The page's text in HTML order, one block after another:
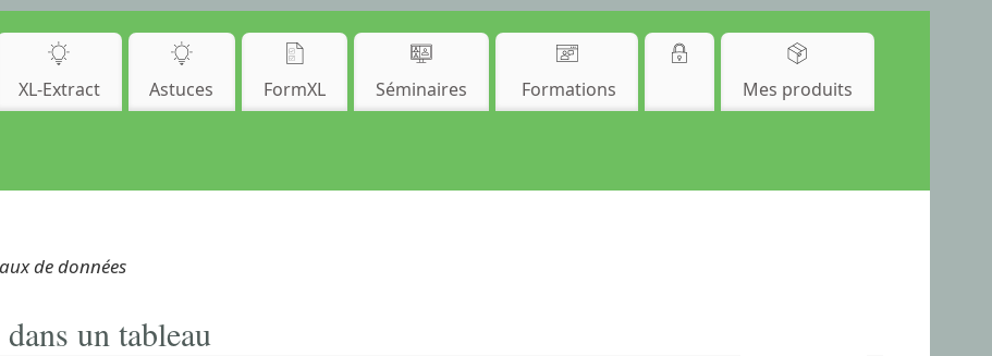
XL-Extract Astuces FormXL Séminaires Formations Mes produits
de données
un tableau